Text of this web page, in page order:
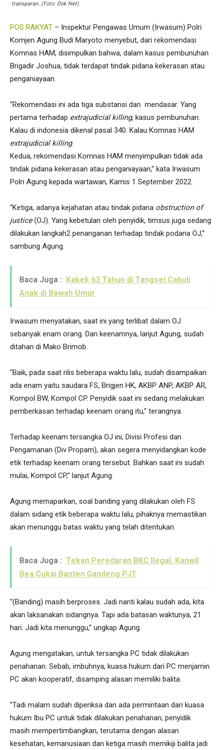
transparan. (Foto: Dok Net)
POS RAKYAT – Inspektur Pengawas Umum (Irwasum) Polri
Komjen Agung Budi Maryoto menyebut, dari rekomendasi
Komnas HAM, disimpulkan bahwa, dalam kasus pembunuhan
Brigadir Joshua, tidak terdapat tindak pidana kekerasan atau
penganiayaan.
“Rekomendasi ini ada tiga substansi dan mendasar. Yang
pertama terhadap extrajudicial killing, kasus pembunuhan.
Kalau di indonesia dikenal pasal 340. Kalau Komnas HAM
extrajudicial killing.
Kedua, rekomendasi Komnas HAM menyimpulkan tidak ada
tindak pidana kekerasan atau penganiayaan,” kata Irwasum
Polri Agung kepada wartawan, Kamis 1 September 2022.
“Ketiga, adanya kejahatan atau tindak pidana obstruction of
justice(OJ). Yang kebetulan oleh penyidik, timsus juga sedang
dilakukan langkah2 penanganan terhadap tindak podana OJ,”
sambung Agung.
Baca Juga :
Kakek 63 Tahun di Tangsel Cabuli
Anak di Bawah Umur
Irwasum menyatakan, saat ini yang terlibat dalam OJ
sebanyak enam orang. Dan keenamnya, lanjut Agung, sudah
ditahan di Mako Brimob.
“Baik, pada saat rilis beberapa waktu lalu, sudah disampaikan
ada enam yaitu saudara FS, Brigjen HK, AKBP ANP, AKBP AR,
Kompol BW, Kompol CP. Penyidik saat ini sedang melakukan
pemberkasan terhadap keenam orang itu,” terangnya.
Terhadap keenam tersangka OJ ini, Divisi Profesi dan
Pengamanan (Div Propam), akan segera menyidangkan kode
etik terhadap keenam orang tersebut. Bahkan saat ini sudah
mulai, Kompol CP,” lanjut Agung.
Agung memaparkan, soal banding yang dilakukan oleh FS
dalam sidang etik beberapa waktu lalu, pihaknya memastikan
akan menunggu batas waktu yang telah ditentukan.
Baca Juga : Tekan Peredaran BKC Ilegal, Kanwil
Bea Cukai Banten Gandeng PJT
“(Banding) masih berproses. Jadi nanti kalau sudah ada, kita
akan laksanakan sidangnya. Tapi ada batasan waktunya, 21
hari. Jadi kita menunggu,” ungkap Agung.
Agung mengatakan, untuk tersangka PC tidak dilakukan
penahanan. Sebab, imbuhnya, kuasa hukum dari PC menjamin
PC akan kooperatif, disamping alasan memiliki balita.
“Tadi malam sudah diperiksa dan ada permintaan dari kuasa
hukum Ibu PC untuk tidak dilakukan penahanan, penyidik
masih mempertimbangkan, terutama dengan alasan
kesehatan, kemanusiaan dan ketiga masih memikiji balita jadi